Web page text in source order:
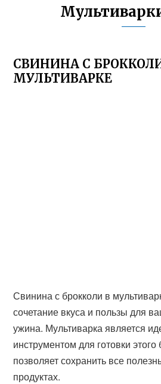
СВИНИНА С
МУЛЬТИВАРКЕ
Свинина с брокколи в
сочетание вкуса и пользы для
ужина. Мультиварка является
инструментом для готовки
позволяет сохранить все
продуктах.